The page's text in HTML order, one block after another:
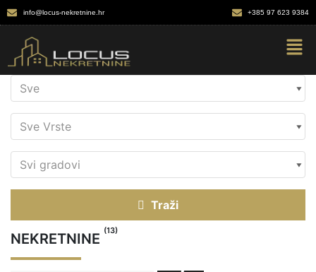
info@locus-nekretnine.hr +385 97 623 9384
Traži
NEKRETNINE (13)